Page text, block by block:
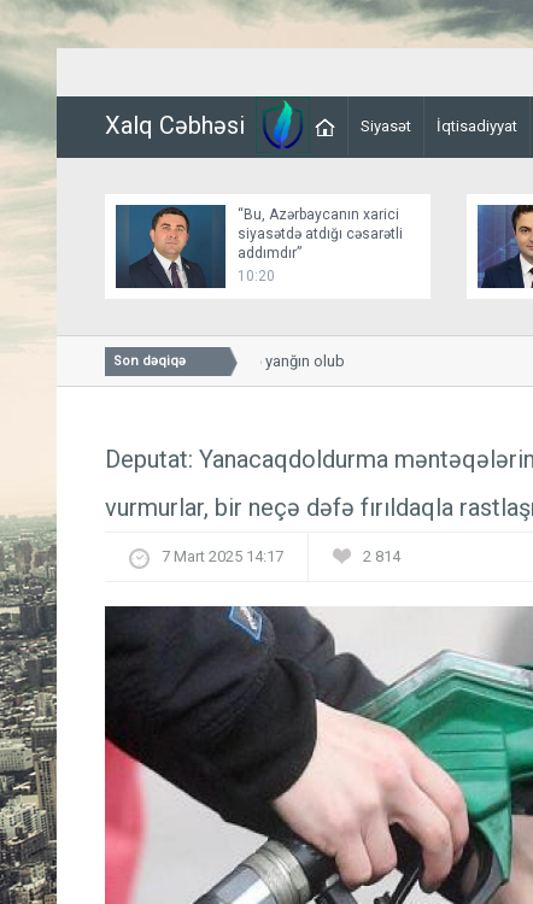
Xalq Cəbhəsi Siyasət İqtisadiyyat
“Bu, Azərbaycanın xarici
siyasətdə atdığı cəsarətli
addımdır”
10:20
Son dəqiqə
Sumqayıtda sexdə yanğın olub
Deputat: Yanacaqdoldurma
vurmurlar, bir neçə dəfə fırıldaqla
7 Mart 2025 14:17 2 814